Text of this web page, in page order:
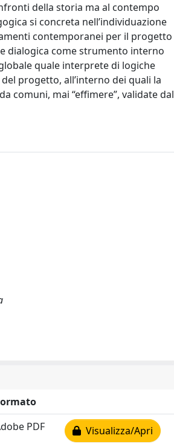
della storia ma al contempo
si concreta nell’individuazione
contemporanei per il progetto
dialogica come strumento interno
quale interprete di logiche
progetto, all’interno dei quali la
comuni, mai “effimere”, validate dal
PDF Visualizza/Apri